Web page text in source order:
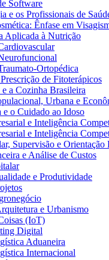
Software
e os Profissionais de
Ênfase em
Aplicada à Nutrição
Ortopédica
de Fitoterápicos
a Cozinha Brasileira
Urbana e
o Cuidado ao Idoso
e Inteligência
e Inteligência
Supervisão e Orientação
e Análise de Custos
e Produtividade
e Urbanismo
(IoT)
Digital
Aduaneira
Internacional